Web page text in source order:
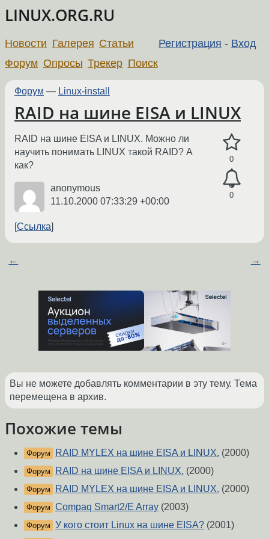
LINUX.ORG.RU
Регистрация - Вход
Новости Галерея Статьи
Форум Опросы Трекер Поиск
Форум — Linux-install
RAID на шине EISA и LINUX
0
0
RAID на шине EISA и LINUX. Можно ли
научить понимать LINUX такой RAID? А
как?
anonymous
11.10.2000 07:33:29 +00:00
Ссылка
← →
Вы не можете добавлять комментарии в эту тему. Тема
перемещена в архив.
Похожие темы
Форум RAID MYLEX на шине EISA и LINUX. (2000)
Форум RAID на шине EISA и LINUX. (2000)
Форум RAID MYLEX на шине EISA и LINUX. (2000)
Форум Compaq Smart2/E Array (2003)
Форум У кого стоит Linux на шине EISA? (2001)